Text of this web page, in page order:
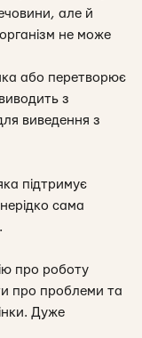
але й
не може
або перетворює
з
виведення з
підтримує
сама
про роботу
про проблеми та
Дуже